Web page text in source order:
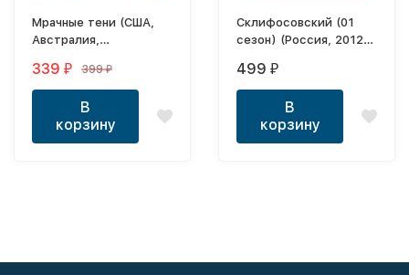
Мрачные тени (США,
Австралия,
DVD перевод
профессиональный
(дублированный)
339 ₽ 399₽
В
корзину
Склифосовский (01
сезон) (Россия, 2012-
24 серии)
499 ₽
В
корзину